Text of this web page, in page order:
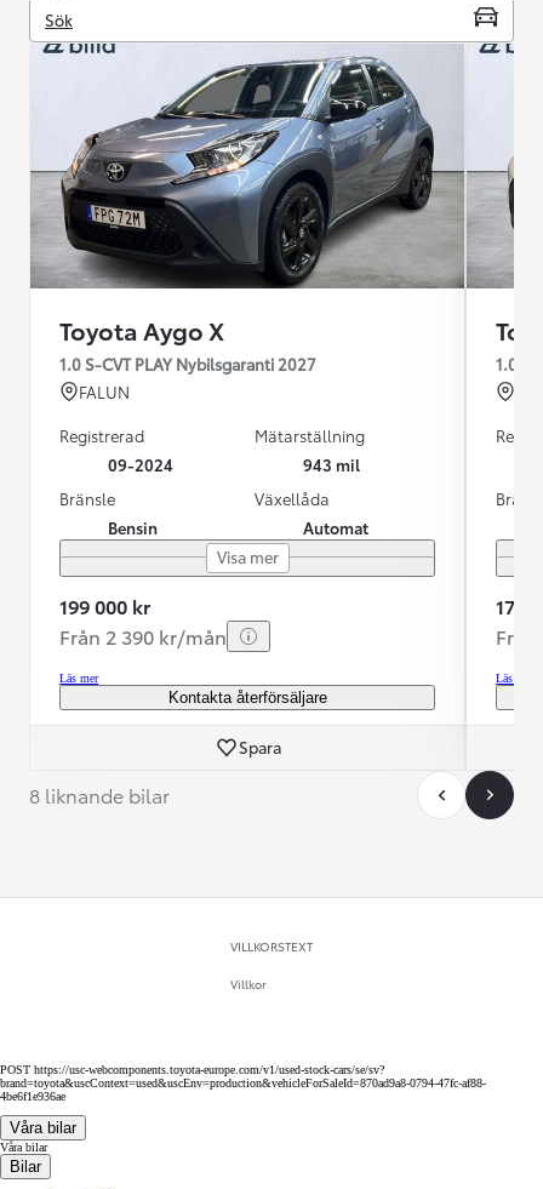
Sök
Toyota Aygo X
1.0 S-CVT PLAY Nybilsgaranti 2027
FALUN
Registrerad
09-2024
Mätarställning
943 mil
Bränsle
Bensin
Växellåda
Automat
Visa mer
199 000 kr
Från 2 390 kr/mån
Läs mer
Kontakta återförsäljare
Spara
1.0 s-
179
Läs mer
8 liknande bilar
VILLKORSTEXT
Villkor
POST https://usc-webcomponents.toyota-europe.com/v1/used-stock-cars/se/sv?
brand=toyota&uscContext=used&uscEnv=production&vehicleForSaleId=870ad9a8-0794-47fc-af88-
4be6f1e936ae
Våra bilar
Våra bilar
Bilar